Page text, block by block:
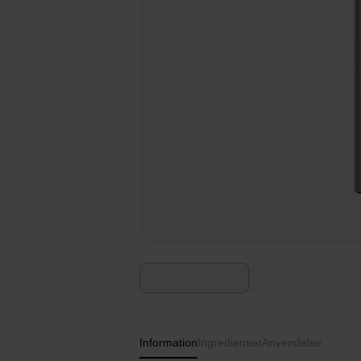
Information Ingredienser Anvendelse